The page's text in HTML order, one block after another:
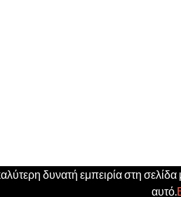
δυνατή εμπειρία στη
αυτό.